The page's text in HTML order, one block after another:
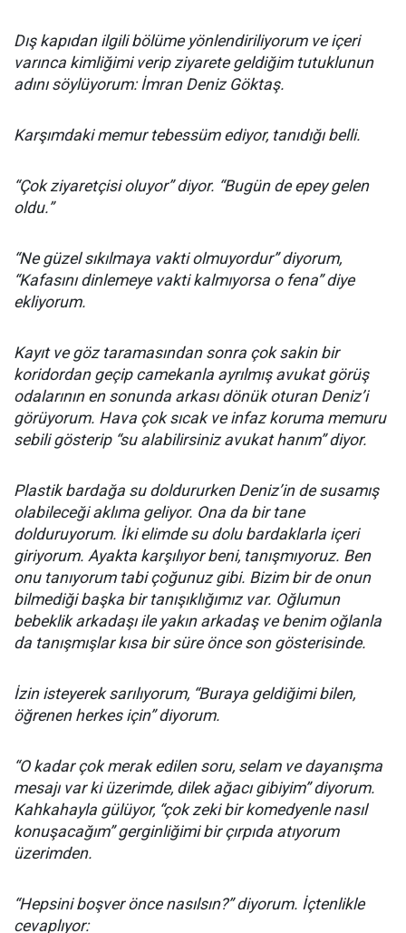
Dış kapıdan ilgili bölüme yönlendiriliyorum ve içeri
varınca kimliğimi verip ziyarete geldiğim tutuklunun
adını söylüyorum: İmran Deniz Göktaş.
Karşımdaki memur tebessüm ediyor, tanıdığı belli.
“Çok ziyaretçisi oluyor” diyor. “Bugün de epey gelen
oldu.”
“Ne güzel sıkılmaya vakti olmuyordur” diyorum,
“Kafasını dinlemeye vakti kalmıyorsa o fena” diye
ekliyorum.
Kayıt ve göz taramasından sonra çok sakin bir
koridordan geçip camekanla ayrılmış avukat görüş
odalarının en sonunda arkası dönük oturan Deniz’i
görüyorum. Hava çok sıcak ve infaz koruma memuru
sebili gösterip “su alabilirsiniz avukat hanım” diyor.
Plastik bardağa su doldururken Deniz’in de susamış
olabileceği aklıma geliyor. Ona da bir tane
dolduruyorum. İki elimde su dolu bardaklarla içeri
giriyorum. Ayakta karşılıyor beni, tanışmıyoruz. Ben
onu tanıyorum tabi çoğunuz gibi. Bizim bir de onun
bilmediği başka bir tanışıklığımız var. Oğlumun
bebeklik arkadaşı ile yakın arkadaş ve benim oğlanla
da tanışmışlar kısa bir süre önce son gösterisinde.
İzin isteyerek sarılıyorum, “Buraya geldiğimi bilen,
öğrenen herkes için” diyorum.
“O kadar çok merak edilen soru, selam ve dayanışma
mesajı var ki üzerimde, dilek ağacı gibiyim” diyorum.
Kahkahayla gülüyor, “çok zeki bir komedyenle nasıl
konuşacağım” gerginliğimi bir çırpıda atıyorum
üzerimden.
“Hepsini boşver önce nasılsın?” diyorum. İçtenlikle
cevaplıyor: